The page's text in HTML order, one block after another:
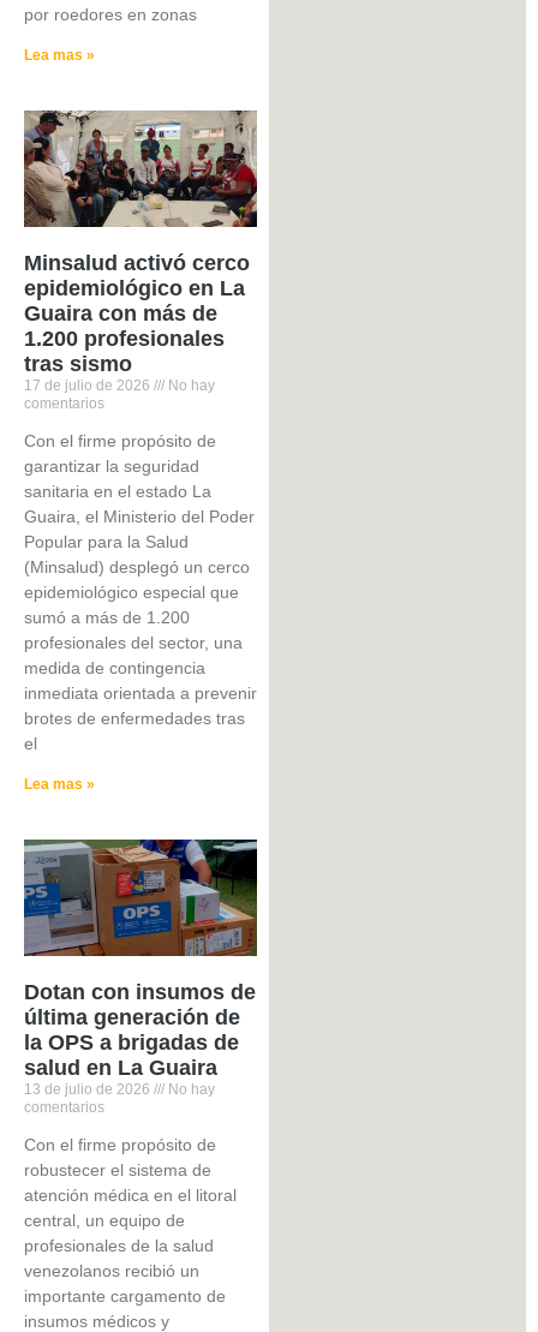
por roedores en zonas
Lea mas »
Minsalud activó cerco
epidemiológico en La
Guaira con más de
1.200 profesionales
tras sismo
17 de julio de 2026
No hay
comentarios
Con el firme propósito de
garantizar la seguridad
sanitaria en el estado La
Guaira, el Ministerio del Poder
Popular para la Salud
(Minsalud) desplegó un cerco
epidemiológico especial que
sumó a más de 1.200
profesionales del sector, una
medida de contingencia
inmediata orientada a prevenir
brotes de enfermedades tras
el
Lea mas »
Dotan con insumos de
última generación de
la OPS a brigadas de
salud en La Guaira
13 de julio de 2026
No hay
comentarios
Con el firme propósito de
robustecer el sistema de
atención médica en el litoral
central, un equipo de
profesionales de la salud
venezolanos recibió un
importante cargamento de
insumos médicos y